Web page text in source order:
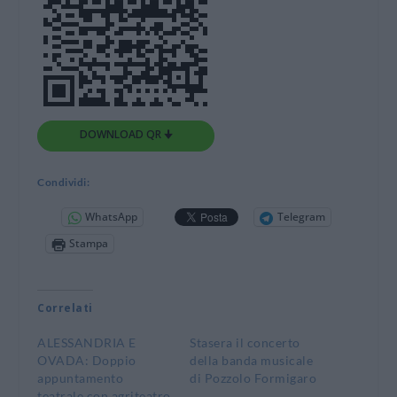
DOWNLOAD QR 🠋
Condividi:
WhatsApp
Telegram
Stampa
Correlati
ALESSANDRIA E
OVADA: Doppio
appuntamento
Stasera il concerto
della banda musicale
di Pozzolo Formigaro